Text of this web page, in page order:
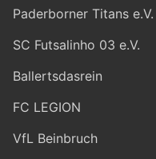
Paderborner Titans e.V.
SC Futsalinho 03 e.V.
Ballertsdasrein
FC LEGION
VfL Beinbruch